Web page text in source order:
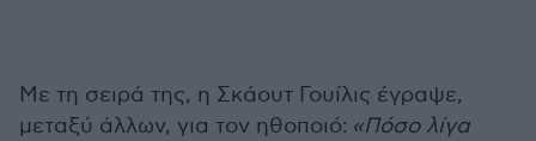
Με τη σειρά της, η Σκάουτ Γουίλις έγραψε,
μεταξύ άλλων, για τον ηθοποιό: «Πόσο λίγα